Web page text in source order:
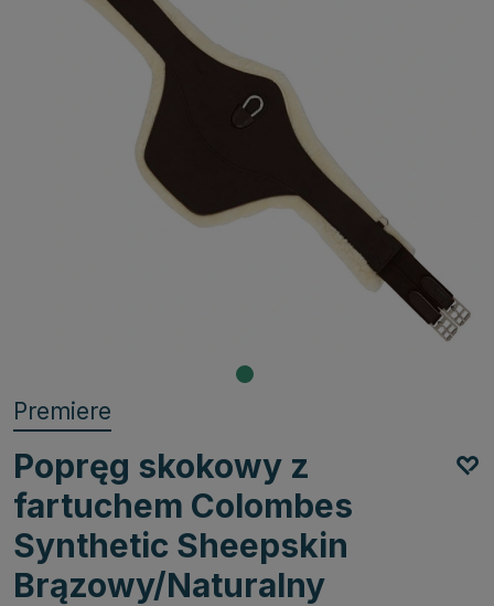
Premiere
Popręg skokowy z
fartuchem Colombes
Synthetic Sheepskin
Brązowy/Naturalny